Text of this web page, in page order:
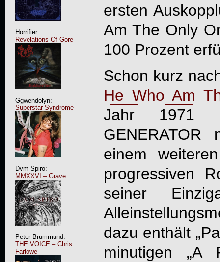
Horrifier:
Revelations Of Gore
Ggwendolyn:
Superstar Syndrome
Dvm Spiro:
MMXXVI – Grave
Peter Brummund:
THE VOICE – Chris
Farlowe
ersten
Am The Only
100 Prozent
Schon kurz
He Who Am
Jahr 1971
GENERATOR
einem
progressiven
seiner
dazu enthält
minutigen „A